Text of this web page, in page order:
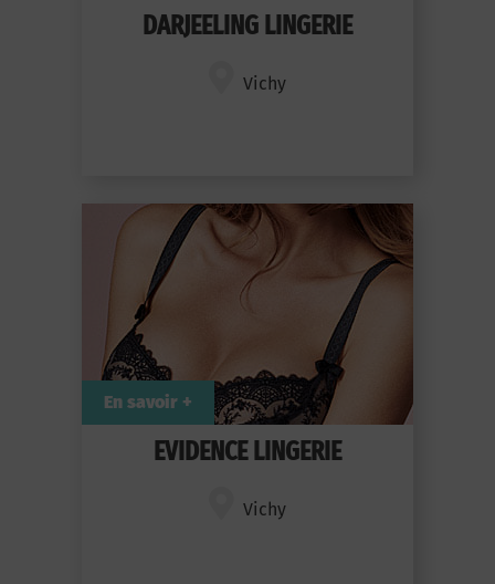
DARJEELING LINGERIE
Vichy
EVIDENCE LINGERIE
Vichy
En savoir +